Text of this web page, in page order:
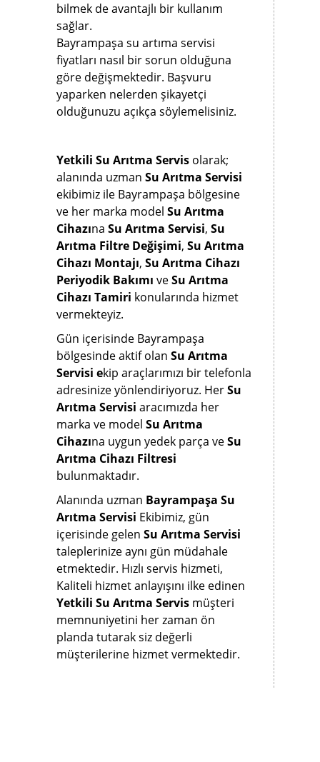
bilmek de avantajlı bir kullanım
sağlar.
Bayrampaşa su artıma servisi
fiyatları nasıl bir sorun olduğuna
göre değişmektedir. Başvuru
yaparken nelerden şikayetçi
olduğunuzu açıkça söylemelisiniz.
Yetkili Su Arıtma Servis olarak;
alanında uzman Su Arıtma Servisi
ekibimiz ile Bayrampaşa bölgesine
ve her marka model Su Arıtma
Cihazına Su Arıtma Servisi, Su
Arıtma Filtre Değişimi, Su Arıtma
Cihazı Montajı, Su Arıtma Cihazı
Periyodik Bakımı veSu Arıtma
Cihazı Tamiri konularında hizmet
vermekteyiz.
Gün içerisinde Bayrampaşa
bölgesinde aktif olan Su Arıtma
Servisi ekip araçlarımızı bir telefonla
adresinize yönlendiriyoruz. HerSu
Arıtma Servisi aracımızda her
marka ve model Su Arıtma
Cihazına uygun yedek parça veSu
Arıtma Cihazı Filtresi
bulunmaktadır.
Alanında uzman Bayrampaşa Su
Arıtma Servisi Ekibimiz, gün
içerisinde gelen Su Arıtma Servisi
taleplerinize aynı gün müdahale
etmektedir. Hızlı servis hizmeti,
Kaliteli hizmet anlayışını ilke edinen
Yetkili Su Arıtma Servis müşteri
memnuniyetini her zaman ön
planda tutarak siz değerli
müşterilerine hizmet vermektedir.